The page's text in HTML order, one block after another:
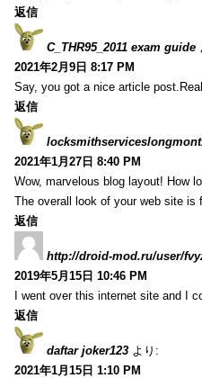
返信
C_THR95_2011 exam guide
2021年2月9日 8:17 PM
Say, you got a nice article
返信
2021年1月27日 8:40 PM
Wow, marvelous blog layout! How
The overall look of your web site is
返信
http://droid-mod.ru/user/
2019年5月15日 10:46 PM
I went over this internet site and I
返信
daftar joker123 より:
2021年1月15日 1:10 PM